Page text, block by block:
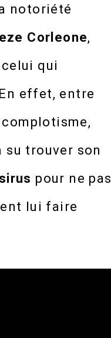
notoriété
Corleone,
qui
effet, entre
su trouver son
pour ne pas
lui faire